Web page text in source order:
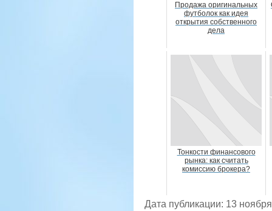
Продажа оригинальных
футболок как идея
открытия собственного
дела
Тонкости финансового
рынка: как считать
комиссию брокера?
Дата публикации: 13